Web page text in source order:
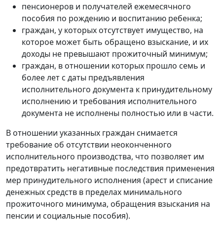
пенсионеров и получателей ежемесячного
пособия по рождению и воспитанию ребенка;
граждан, у которых отсутствует имущество, на
которое может быть обращено взыскание, и их
доходы не превышают прожиточный минимум;
граждан, в отношении которых прошло семь и
более лет с даты предъявления
исполнительного документа к принудительному
исполнению и требования исполнительного
документа не исполнены полностью или в части.
В отношении указанных граждан снимается
требование об отсутствии неоконченного
исполнительного производства, что позволяет им
предотвратить негативные последствия применения
мер принудительного исполнения (арест и списание
денежных средств в пределах минимального
прожиточного минимума, обращения взыскания на
пенсии и социальные пособия).